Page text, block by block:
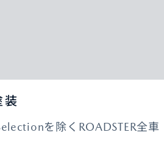
を除くROADSTER全車